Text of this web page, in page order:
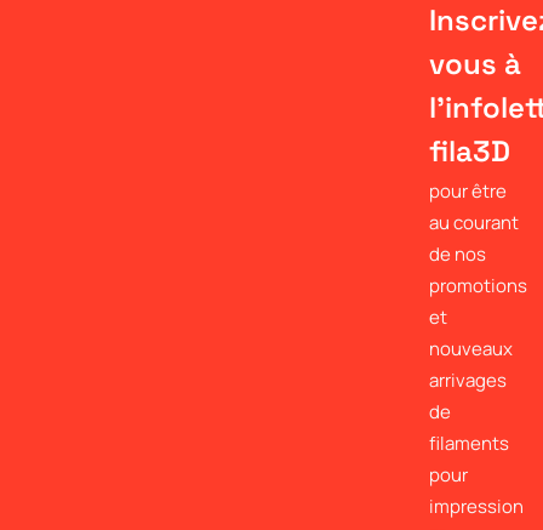
vous à
fila3D
pour être
au courant
de nos
promotions
et
nouveaux
arrivages
de
filaments
pour
impression